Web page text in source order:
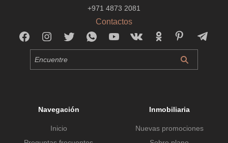
+971 4873 2081
Contactos
Navegación
Inicio
Inmobiliaria
Nuevas promociones